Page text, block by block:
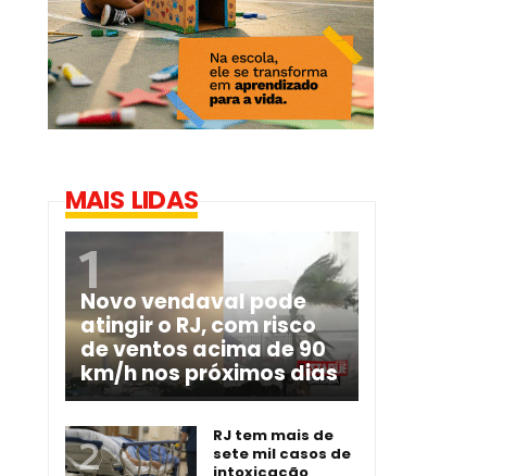
MAIS LIDAS
Novo vendaval pode
atingir o RJ, com risco
de ventos acima de 90
km/h nos próximos dias
RJ tem mais de
sete mil casos de